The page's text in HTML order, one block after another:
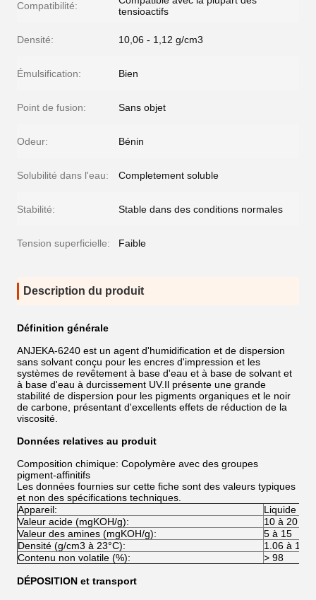
Compatibilité:
tensioactifs
Densité: 10,06 - 1,12 g/cm3
Émulsification: Bien
Point de fusion: Sans objet
Odeur: Bénin
Solubilité dans l'eau: Completement soluble
Stabilité: Stable dans des conditions normales
Tension superficielle: Faible
Description du produit
Définition générale
ANJEKA-6240 est un agent d'humidification et de dispersion
sans solvant conçu pour les encres d'impression et les
systèmes de revêtement à base d'eau et à base de solvant et
à base d'eau à durcissement UV.Il présente une grande
stabilité de dispersion pour les pigments organiques et le noir
de carbone, présentant d'excellents effets de réduction de la
viscosité.
Données relatives au produit
Composition chimique: Copolymère avec des groupes
pigment-affinitifs
Les données fournies sur cette fiche sont des valeurs typiques
et non des spécifications techniques.
Appareil:
Liquide
Valeur acide (mgKOH/g):
10 à 20
Valeur des amines (mgKOH/g):
5 à 15
Densité (g/cm3 à 23°C):
1.06 à 1.12
Contenu non volatile (%):
> 98
DÉPOSITION et transport